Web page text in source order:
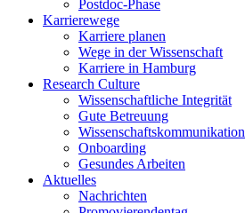
Postdoc-Phase
Karrierewege
Karriere planen
Wege in der Wissenschaft
Karriere in Hamburg
Research Culture
Wissenschaftliche Integrität
Gute Betreuung
Wissenschaftskommunikation
Onboarding
Gesundes Arbeiten
Aktuelles
Nachrichten